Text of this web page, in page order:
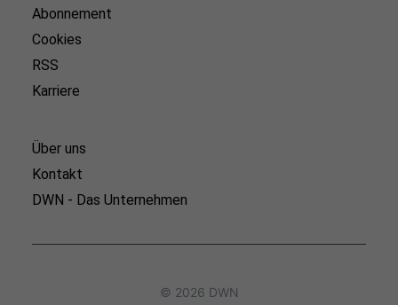
Abonnement
Cookies
RSS
Karriere
Über uns
Kontakt
DWN - Das Unternehmen
© 2026 DWN